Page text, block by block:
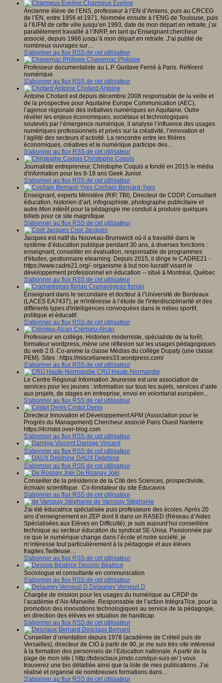
Charmeux Eveline
Ancienne élève de l’ENS, professeur à l’EN d’Amiens, puis au CRCEG
de l’EN, entre 1956 et 1971. Nommée ensuite à l’ENG de Toulouse, puis
à l’IUFM de cette ville jusqu’en 1993, date de mon départ en retraite, j’ai
parallèlement travaillé à l’INRP, en tant qu’Enseignant chercheur
associé, depuis 1966 jusqu’à mon départ en retraite. J’ai publié de
nombreux ouvrages sur…
S'abonner au flux RSS de cet utilisateur
Chavernac Philippe
Professeur documentaliste au L.P. Gustave Ferrié à Paris. Référent
numérique
S'abonner au flux RSS de cet utilisateur
Chotard Antoine
Antoine Chotard est depuis décembre 2008 responsable de la veille et
de la prospective pour Aquitaine Europe Communication (AEC),
l’agence régionale des initiatives numériques en Aquitaine. Outre
révéler les enjeux économiques, sociétaux et technologiques
soulevés par l’émergence numérique, il analyse l’influence des usages
numériques professionnels et privés sur la créativité, l’innovation et
l’agilité des secteurs d’activité. La rencontre entre les filières
économiques, créatives et le numérique participe des…
S'abonner au flux RSS de cet utilisateur
Christophe Coquis
Journaliste entrepreneur, Christophe Coquis a fondé en 2015 le média
d'information pour les 8-18 ans Geek Junior.
S'abonner au flux RSS de cet utilisateur
Cochain Bernard-Yves
Enseignant, experts Ministère (RIP, TBI), Directeur de CDDP, Consultant
éducation, historien d’art, infographiste, photographe publicitaire et
autre.Mon intérêt pour la pédagogie me conduit à produire quelques
billets pour ce site magnifique.
S'abonner au flux RSS de cet utilisateur
Cool Jacques
Jacques est natif du Nouveau-Brunswick où il a travaillé dans le
système d’éducation publique pendant 30 ans, à diverses fonctions :
enseignant, conseiller en évaluation, responsable de programmes
d'études, gestionnaire elearning. Depuis 2015, il dirige le CADRE21 -
https://www.cadre21.org/- organisme à but non-lucratif visant le
développement professionnel en éducation -- situé à Montréal, Québec
S'abonner au flux RSS de cet utilisateur
Cramarégeas florian
Enseignant dans le secondaire et docteur à l’Université de Bordeaux
(LACES EA7437), je m'intéresse à l’étude de l'interdisciplinarité et des
différents types d'intelligences convoquées dans le milieu sportif,
politique et éducatif.
S'abonner au flux RSS de cet utilisateur
Crémieu-Alcan
Professeur en collège, Historien moderniste, spécialiste de la forêt,
formateur wordpress, mène une réflexion sur les usages pédagogiques
du web 2.0. Co-anime la classe Médias du collège Dupaty (une classe
PEM). Sites : https://miscellanees33.wordpress.com/
S'abonner au flux RSS de cet utilisateur
CRIJ Haute-Normandie
Le Centre Régional Information Jeunesse est une association de
services pour les jeunes : information sur tous les sujets, services d’aide
aux projets, de stages en entreprise, envoi en volontariat européen...
S'abonner au flux RSS de cet utilisateur
Cristol Denis
Directeur Innovation et Développement APM (Association pour le
Progrès du Management) Chercheur associé Paris Ouest Nanterre
https://4cristol.over-blog.com
S'abonner au flux RSS de cet utilisateur
Darnige Vincent
S'abonner au flux RSS de cet utilisateur
DAUX Delphine
S'abonner au flux RSS de cet utilisateur
De Rosnay Joël
Conseiller de la présidence de la Cité des Sciences, prospectiviste,
écrivain scientifique. Co-fondateur du site Educavox
S'abonner au flux RSS de cet utilisateur
de Vanssay Stéphanie
J'ai été éducatrice spécialisée puis professeure des écoles. Après 20
ans d’enseignement en ZEP dont 8 dans un RASED (Réseau d’Aides
Spécialisées aux Elèves en Difficulté), je suis aujourd’hui conseillère
technique au secteur éducation du syndicat SE-Unsa. Passionnée par
ce que le numérique change dans l’école et notre société, je
m’intéresse tout particulièrement à la pédagogie et aux élèves
fragiles.Twitteuse…
S'abonner au flux RSS de cet utilisateur
Decoop Béatrice
Sociologue et consultante en communication
S'abonner au flux RSS de cet utilisateur
Delauney Verneuil D
Chargée de mission pour les usages du numérique au CRDP de
l’académie d’Aix-Marseille. Responsable de l’action IntégraTice, pour la
promotion des innovations technologiques au service de la pédagogie,
en direction des élèves en situation de handicap
S'abonner au flux RSS de cet utilisateur
Desclaux Bernard
Conseiller d’orientation depuis 1978 (académie de Créteil puis de
Versailles), directeur de CIO à partir de 90, je me suis très vite intéressé
à la formation des personnels de l’Education nationale. A partir de la
page de mon site ( http://bdesclaux.jimdo.com/qui-suis-je/ ) vous
trouverez une bio détaillée ainsi que la liste de mes publications. J’ai
réalisé et organisé de nombreuses formations dans…
S'abonner au flux RSS de cet utilisateur